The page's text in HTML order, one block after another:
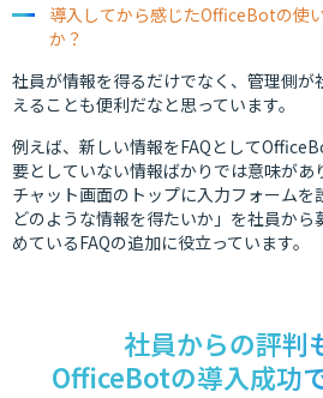
導入してから感じたOfficeBotの使
か？
社員が情報を得るだけでなく、管理側が
えることも便利だなと思っています。
例えば、新しい情報をFAQとして
要としていない情報ばかりでは意味があ
チャット画面のトップに入力フォーム
どのような情報を得たいか」を社員か
めているFAQの追加に役立っています。
社員からの評判
OfficeBotの導入成功